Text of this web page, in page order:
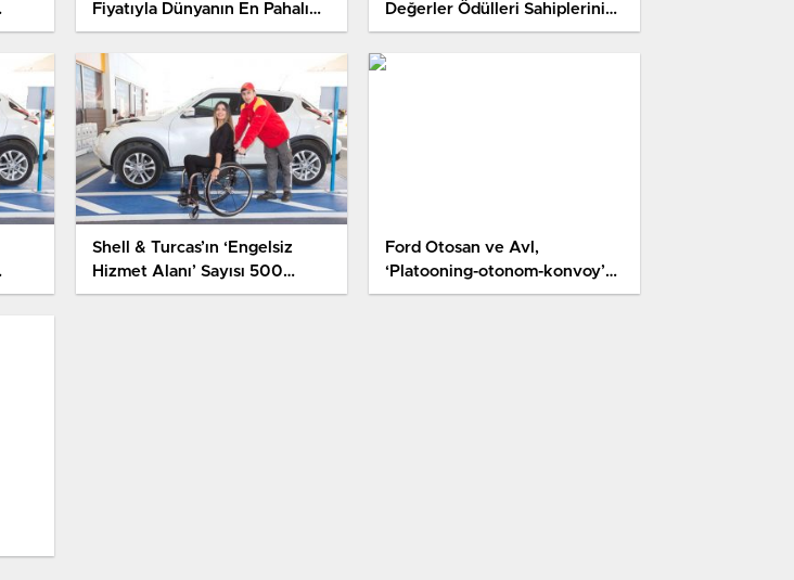
Fiyatıyla Dünyanın En Pahalı
Kalemi Tanıtıldı! İşte O Eser
Değerler Ödülleri Sahiplerini
Buldu
Shell & Turcas’ın ‘Engelsiz
Hizmet Alanı’ Sayısı 500
İstasyona Ulaştı
Ford Otosan ve Avl,
‘Platooning-otonom-konvoy’
Teknolojisiyle Taşımacılık